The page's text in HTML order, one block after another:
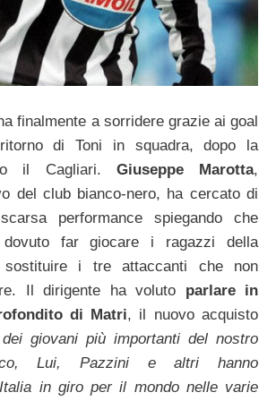
finalmente a sorridere grazie ai goal
di Toni in squadra, dopo la
il Cagliari. Giuseppe Marotta,
del club bianco-nero, ha cercato di
performance spiegando che
dovuto far giocare i ragazzi della
sostituire i tre attaccanti che non
Il dirigente ha voluto parlare in
di Matri, il nuovo acquisto
giovani più importanti del nostro
Lui, Pazzini e altri hanno
in giro per il mondo nelle varie